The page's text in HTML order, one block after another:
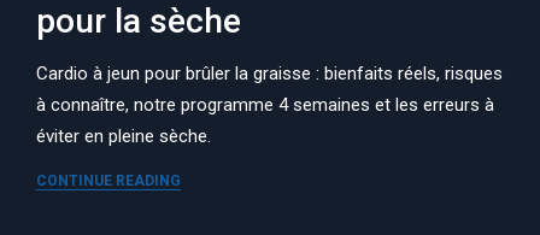
pour la sèche
Cardio à jeun pour brûler la graisse : bienfaits réels, risques
à connaître, notre programme 4 semaines et les erreurs à
éviter en pleine sèche.
CONTINUE READING